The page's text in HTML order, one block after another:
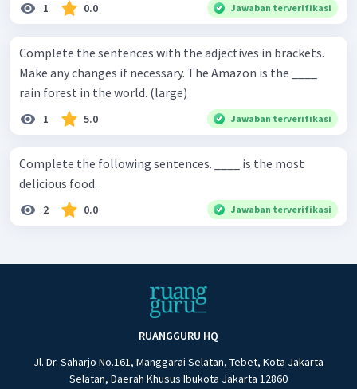
1 0.0 Jawaban terverifikasi
Complete the sentences with the adjectives in brackets.
Make any changes if necessary. The Amazon is the ____
rain forest in the world. (large)
1 5.0 Jawaban terverifikasi
Complete the following sentences. ____ is the most
delicious food.
2 0.0 Jawaban terverifikasi
RUANGGURU HQ
Jl. Dr. Saharjo No.161, Manggarai Selatan, Tebet, Kota Jakarta
Selatan, Daerah Khusus Ibukota Jakarta 12860